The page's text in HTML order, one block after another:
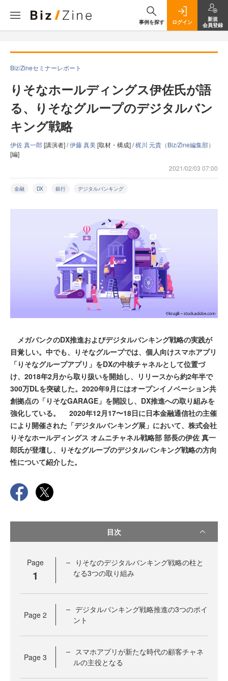
事例を探す ログイン
新規
会員登録
Biz/Zineセミナーレポート
りそなホールディングス伊佐氏が語
る、りそなグループのデジタルバン
キング戦略
伊佐 真一郎[講演者] /伊藤 真美[取材・構成] /梶川 元貴（Biz/Zine編集部）
[編]
2021/02/03 07:00
金融 DX 銀行 デジタルバンキング
メガバンクのDX推進およびデジタルバンキング戦略の実践が
目覚しい。中でも、りそなグループでは、個人向けスマホアプリ
「りそなグループアプリ」をDXの中核チャネルとして位置づ
け、2018年2月から取り扱いを開始し、リリースから約2年半で
300万DLを突破した。2020年9月にはオープンイノベーション共
創拠点の「りそなGARAGE」を開設し、DX推進への取り組みを
強化している。 2020年12月17〜18日に日本金融通信社の主催
により開催された「デジタルバンキング展」において、株式会社
りそなホールディングス オムニチャネル戦略部 部長の伊佐 真一
郎氏が登壇し、りそなグループのデジタルバンキング戦略の方向
性について紹介した。
目次
Page
1
りそなのデジタルバンキング戦略の柱と
なる3つの取り組み
Page 2
デジタルバンキング戦略推進の3つのポイ
ント
Page 3
スマホアプリが新たな時代の顧客チャネ
ルの主役となる